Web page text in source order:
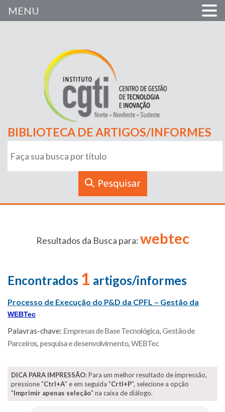
BIBLIOTECA DE ARTIGOS/INFORMES
Resultados da Busca para:webtec
Encontrados 1 artigos/informes
Processo de Execução do P&D da CPFL – Gestão da
WEBTec
Palavras-chave: Empresas de Base Tecnológica, Gestão de
Parceiros, pesquisa e desenvolvimento,WEBTec
DICA PARA IMPRESSÃO: Para um melhor resultado de impressão,
pressione "Ctrl+A" e em seguida "Crtl+P", selecione a opção
"Imprimir apenas seleção" na caixa de diálogo.
MENU